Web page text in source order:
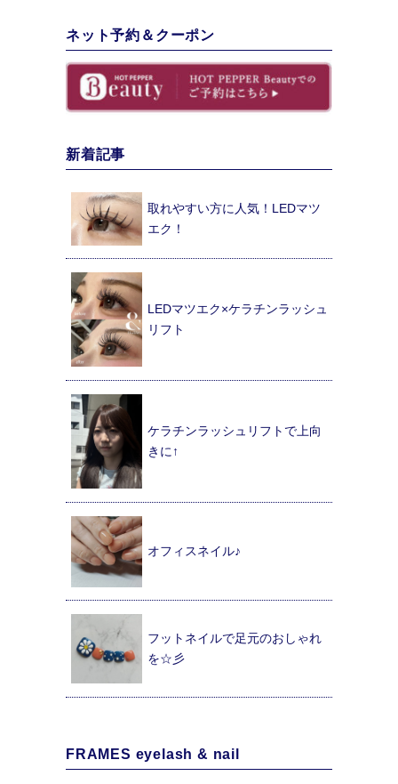
ネット予約＆クーポン
新着記事
取れやすい方に人気！LEDマツ
エク！
LEDマツエク×ケラチンラッシュ
リフト
ケラチンラッシュリフトで上向
きに↑
オフィスネイル♪
フットネイルで足元のおしゃれ
を☆彡
FRAMES eyelash & nail